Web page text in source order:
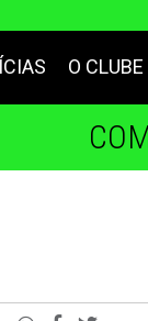
O CLUBE